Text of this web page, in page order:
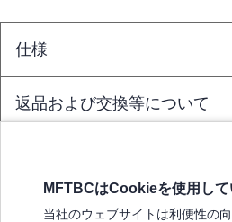
仕様
返品および交換等について
MFTBCはCookieを使用し
当社のウェブサイトは利便性の